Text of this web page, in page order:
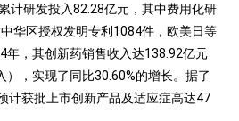
计研发投入82.28亿元，其中费用化研
华区授权发明专利1084件，欧美日等
年，其创新药销售收入达138.92亿元
），实现了同比30.60%的增长。据了
计获批上市创新产品及适应症高达47